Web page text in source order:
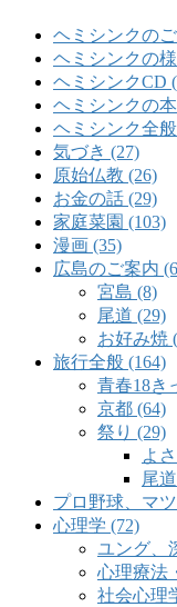
ヘミシンクの
ヘミシンクの
ヘミシンクCD
ヘミシンクの
ヘミシンク全
気づき (27)
原始仏教 (26)
お金の話 (29)
家庭菜園 (103)
漫画 (35)
広島のご案内
宮島 (8)
尾道 (29)
お好み焼
旅行全般 (164)
青春18き
京都 (64)
祭り (29)
よ
尾
プロ野球、マ
心理学 (72)
ユング、
心理療法
社会心理